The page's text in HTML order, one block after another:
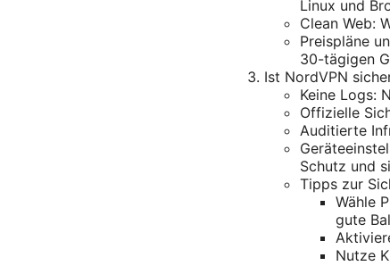
Linux und
Clean Web:
Preispläne
30-tägigen
Ist NordVPN
Keine Logs:
Offizielle
Auditierte
Schutz und
Tipps zur
Wähle
gute
Nutze